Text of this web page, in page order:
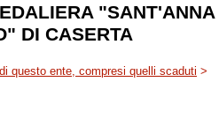
"SANT'ANNA
DI CASERTA
questo ente, compresi quelli scaduti >